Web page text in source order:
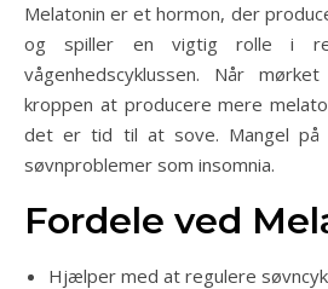
Melatonin er et hormon, der
og spiller en vigtig rolle i
vågenhedscyklussen. Når
kroppen at producere mere
det er tid til at sove. Mangel på
søvnproblemer som insomnia.
Fordele ved
Hjælper med at regulere